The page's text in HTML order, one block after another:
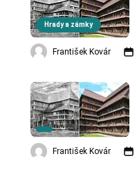
Hrady a zámky
František Kovár
František Kovár